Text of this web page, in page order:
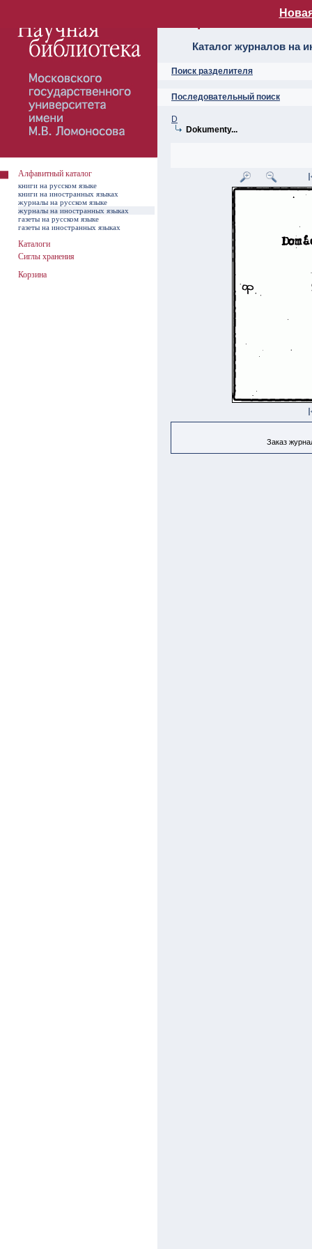
Алфавитный
Каталог журналов на
Поиск разделителя
Последовательный поиск
D
Dokumenty...
Заказ
Алфавитный каталог
книги на русском языке
книги на иностранных языках
журналы на русском языке
журналы на иностранных языках
газеты на русском языке
газеты на иностранных языках
Каталоги
Сиглы хранения
Корзина